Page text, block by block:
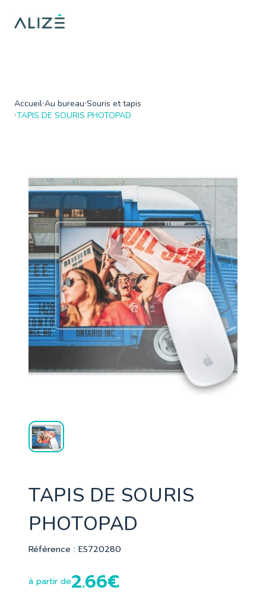
on line137
Accueil Au bureau Souris et tapis
TAPIS DE SOURIS PHOTOPAD
TAPIS DE SOURIS
PHOTOPAD
Référence : ES720280
à partir de2.66€